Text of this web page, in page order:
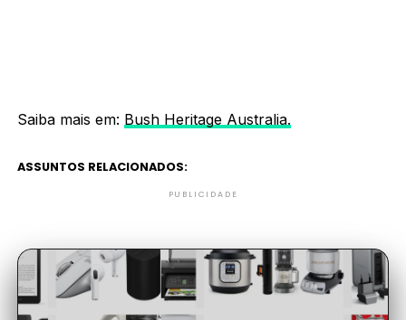
Saiba mais em: Bush Heritage Australia.
ASSUNTOS RELACIONADOS:
PUBLICIDADE